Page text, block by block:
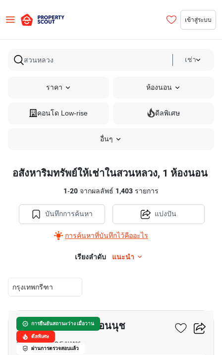
เข้าสู่ระบบ
เช่า
ราคา ห้องนอน
คอนโด Low-rise ดีลพิเศษ
อื่นๆ
อสังหาริมทรัพย์ให้เช่าในสวนหลวง, 1 ห้องนอน
1-20 จากผลลัพธ์ 1,403 รายการ
บันทึกการค้นหา
การค้นหาที่บันทึกไว้คืออะไร
แบ่งปัน
เรียงลำดับ แนะนำ
กรุงเทพกรีฑา
การยืนยันสถานะว่าง เมื่อวาน
ดีลพิเศษ
ผ่านการตรวจสอบแล้ว
แอทโมซ โอเอซิส อ่อนนุช
สวนหลวง, กรุงเทพ